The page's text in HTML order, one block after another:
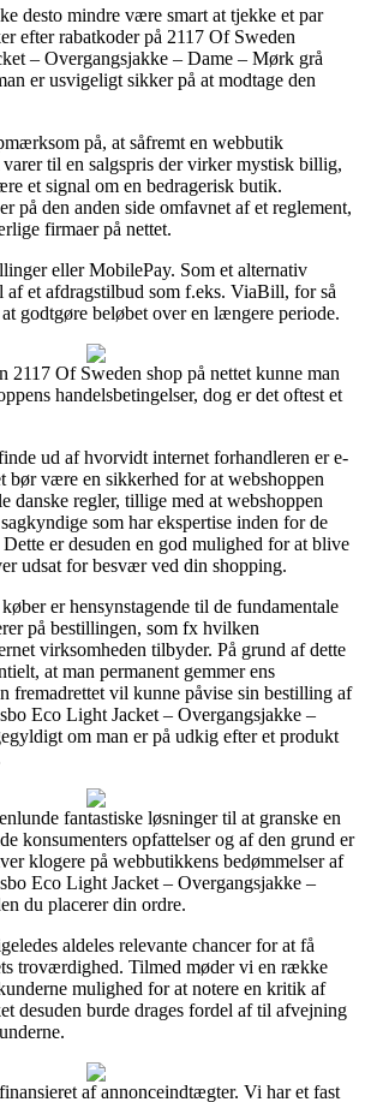
desto mindre være smart at tjekke et par
efter rabatkoder på 2117 Of Sweden
– Overgangsjakke – Dame – Mørk grå
er usvigeligt sikker på at modtage den
på, at såfremt en webbutik
til en salgspris der virker mystisk billig,
et signal om en bedragerisk butik.
på den anden side omfavnet af et reglement,
firmaer på nettet.
eller MobilePay. Som et alternativ
af et afdragstilbud som f.eks. ViaBill, for så
godtgøre beløbet over en længere periode.
2117 Of Sweden shop på nettet kunne man
handelsbetingelser, dog er det oftest et
ud af hvorvidt internet forhandleren er e-
bør være en sikkerhed for at webshoppen
danske regler, tillige med at webshoppen
som har ekspertise inden for de
er desuden en god mulighed for at blive
udsat for besvær ved din shopping.
er hensynstagende til de fundamentale
på bestillingen, som fx hvilken
virksomheden tilbyder. På grund af dette
at man permanent gemmer ens
fremadrettet vil kunne påvise sin bestilling af
Eco Light Jacket – Overgangsjakke –
om man er på udkig efter et produkt
fantastiske løsninger til at granske en
konsumenters opfattelser og af den grund er
klogere på webbutikkens bedømmelser af
Eco Light Jacket – Overgangsjakke –
du placerer din ordre.
aldeles relevante chancer for at få
troværdighed. Tilmed møder vi en række
mulighed for at notere en kritik af
desuden burde drages fordel af til afvejning
af annonceindtægter. Vi har et fast